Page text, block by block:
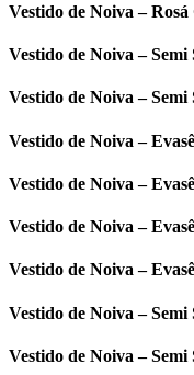
Vestido de Noiva –
Vestido de Noiva – Semi
Vestido de Noiva – Semi
Vestido de Noiva –
Vestido de Noiva –
Vestido de Noiva –
Vestido de Noiva – Evasê
Vestido de Noiva –
Vestido de Noiva – Semi